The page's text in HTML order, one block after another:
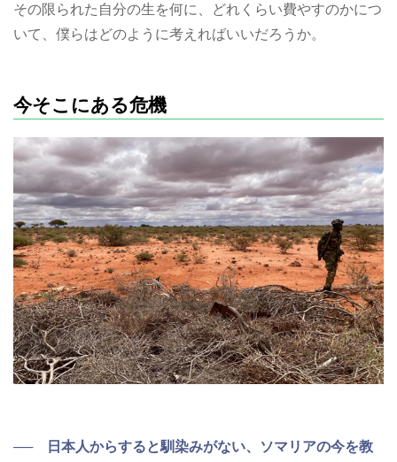
その限られた自分の生を何に、どれくらい費やすのかにつ
いて、僕らはどのように考えればいいだろうか。
今そこにある危機
── 日本人からすると馴染みがない、ソマリアの今を教